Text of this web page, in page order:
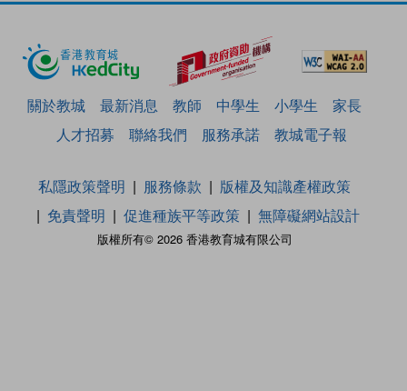
關於教城 最新消息 教師 中學生 小學生
家長
人才招募
聯絡我們 服務承諾 教城電子報
版權所有© 2026 香港教育城有限公司
私隱政策聲明 服務條款
版權及知識產權政策
免責聲明
促進種族平等政策 無障礙網站設計